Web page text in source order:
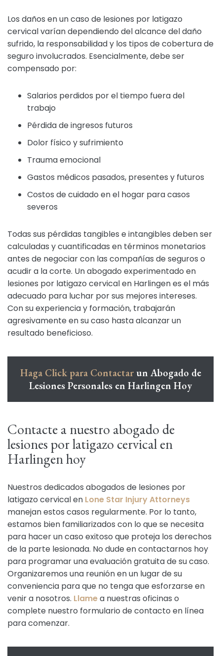
Los daños en un caso de lesiones por latigazo
cervical varían dependiendo del alcance del daño
sufrido, la responsabilidad y los tipos de cobertura de
seguro involucrados. Esencialmente, debe ser
compensado por:
Salarios perdidos por el tiempo fuera del
trabajo
Pérdida de ingresos futuros
Dolor físico y sufrimiento
Trauma emocional
Gastos médicos pasados, presentes y futuros
Costos de cuidado en el hogar para casos
severos
Todas sus pérdidas tangibles e intangibles deben ser
calculadas y cuantificadas en términos monetarios
antes de negociar con las compañías de seguros o
acudir a la corte. Un abogado experimentado en
lesiones por latigazo cervical en Harlingen es el más
adecuado para luchar por sus mejores intereses.
Con su experiencia y formación, trabajarán
agresivamente en su caso hasta alcanzar un
resultado beneficioso.
Haga Click para Contactarun Abogado de
Lesiones Personales en Harlingen Hoy
Contacte a nuestro abogado de
lesiones por latigazo cervical en
Harlingen hoy
Nuestros dedicados abogados de lesiones por
latigazo cervical en Lone Star Injury Attorneys
manejan estos casos regularmente. Por lo tanto,
estamos bien familiarizados con lo que se necesita
para hacer un caso exitoso que proteja los derechos
de la parte lesionada. No dude en contactarnos hoy
para programar una evaluación gratuita de su caso.
Organizaremos una reunión en un lugar de su
conveniencia para que no tenga que esforzarse en
venir a nosotros. Llamea nuestras oficinas o
complete nuestro formulario de contacto en línea
para comenzar.